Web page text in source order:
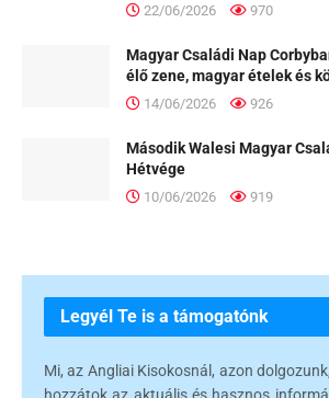
22/06/2026 970
Magyar Családi Nap
élő zene, magyar ételek és
14/06/2026 926
Második Walesi Magyar
Hétvége
10/06/2026 919
Legyél Te is a támogatónk
Mi, az Angliai Kisokosnál, azon